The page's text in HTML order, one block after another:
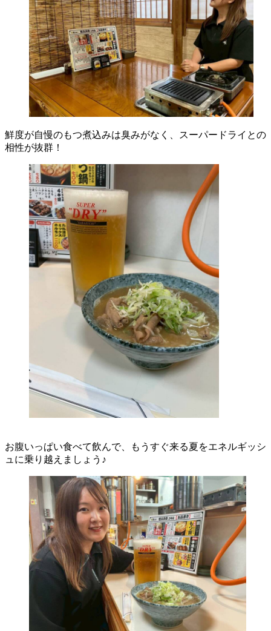
鮮度が自慢のもつ煮込みは臭みがなく、スーパードライとの
相性が抜群！
お腹いっぱい食べて飲んで、もうすぐ来る夏をエネルギッシ
ュに乗り越えましょう♪